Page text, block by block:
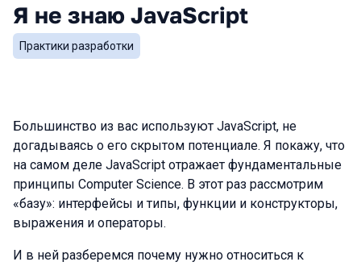
Я не знаю JavaScript
Практики разработки
Большинство из вас используют JavaScript, не
догадываясь о его скрытом потенциале. Я покажу, что
на самом деле JavaScript отражает фундаментальные
принципы Computer Science. В этот раз рассмотрим
«базу»: интерфейсы и типы, функции и конструкторы,
выражения и операторы.
И в ней разберемся почему нужно относиться к